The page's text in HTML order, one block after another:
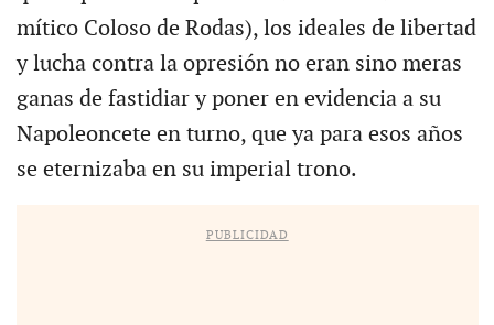
mítico Coloso de Rodas), los ideales de libertad
y lucha contra la opresión no eran sino meras
ganas de fastidiar y poner en evidencia a su
Napoleoncete en turno, que ya para esos años
se eternizaba en su imperial trono.
PUBLICIDAD